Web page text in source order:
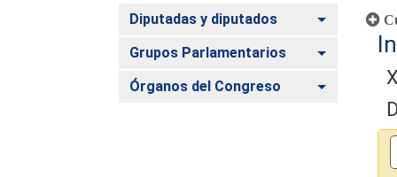
Diputadas y diputados Alternar
Grupos Parlamentarios Alternar
Órganos del Congreso Alternar